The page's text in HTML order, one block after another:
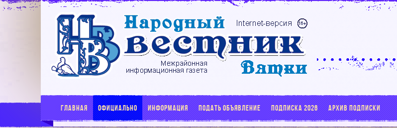
ГЛАВНАЯ ОФИЦИАЛЬНО ИНФОРМАЦИЯ ПОДАТЬ ОБЪЯВЛЕНИЕ ПОДПИСКА 2026 АРХИВ ПОДПИСКИ